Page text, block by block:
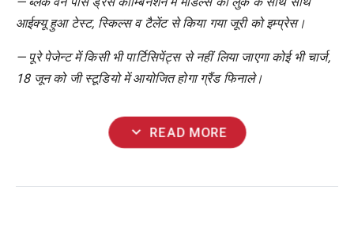
आईक्यू हुआ टेस्ट, स्किल्स व टैलेंट से किया गया जूरी को इम्प्रेस।
— पूरे पेजेन्ट में किसी भी पार्टिसिपेंट्स से नहीं लिया जाएगा कोई भी चार्ज,
18 जून को जी स्टूडियो में आयोजित होगा ग्रैंड फिनाले।
expand_more READ MORE